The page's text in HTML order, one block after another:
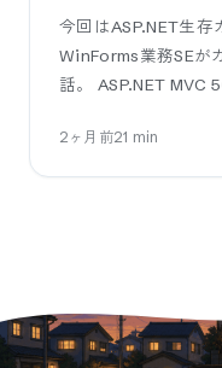
業務SE 入門
今回はASP.NET生存
WinForms業務SEが
話。 ASP.NET MVC
2ヶ月前21 min